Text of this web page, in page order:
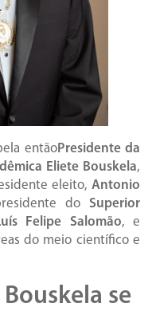
entãoPresidente da
Eliete Bouskela,
eleito, Antonio
do Superior
Felipe Salomão, e
do meio científico e
se